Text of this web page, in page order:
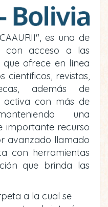
es una de
con acceso a las
que ofrece en línea
científicos, revistas,
además de
activa con más de
una
importante recurso
avanzado llamado
con herramientas
que brinda las
a la cual se